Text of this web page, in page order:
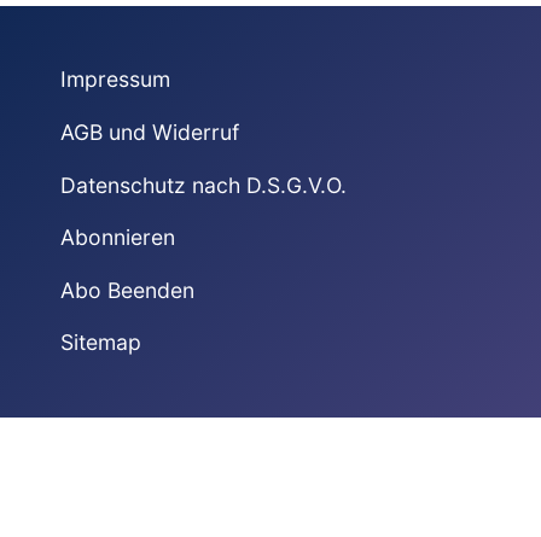
Impressum
AGB und Widerruf
Datenschutz nach D.S.G.V.O.
Abonnieren
Abo Beenden
Sitemap